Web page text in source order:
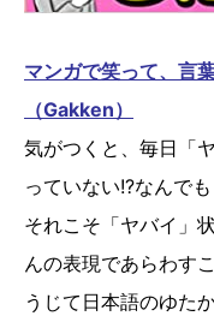
マンガで笑って、言
（Gakken）
気がつくと、毎日「
っていない!?なんで
それこそ「ヤバイ」
んの表現であらわす
うじて日本語のゆた